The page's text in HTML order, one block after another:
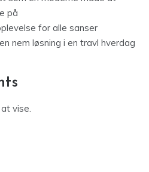
på
for alle sanser
nem løsning i en travl hverdag
vise.